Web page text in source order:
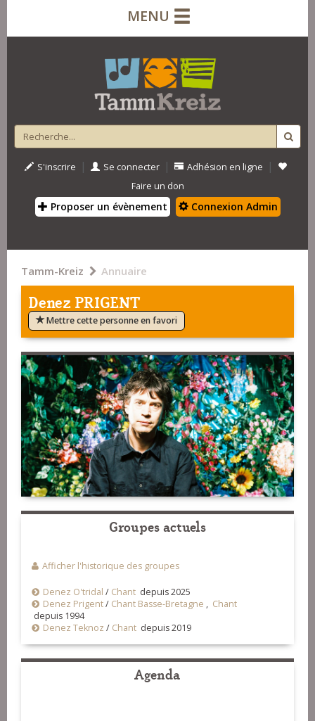
MENU
S'inscrire | Se connecter | Adhésion en ligne |
Faire un don
Proposer un évènement Connexion Admin
Tamm-Kreiz Annuaire
Denez PRIGENT
Mettre cette personne en favori
Groupes actuels
Afficher l'historique des groupes
Denez O'tridal / Chant depuis 2025
Denez Prigent/ Chant Basse-Bretagne , Chant
depuis 1994
Denez Teknoz / Chant depuis 2019
Agenda